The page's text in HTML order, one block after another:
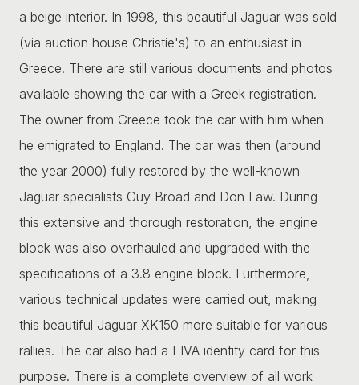
a beige interior. In 1998, this beautiful Jaguar was sold
(via auction house Christie's) to an enthusiast in
Greece. There are still various documents and photos
available showing the car with a Greek registration.
The owner from Greece took the car with him when
he emigrated to England. The car was then (around
the year 2000) fully restored by the well-known
Jaguar specialists Guy Broad and Don Law. During
this extensive and thorough restoration, the engine
block was also overhauled and upgraded with the
specifications of a 3.8 engine block. Furthermore,
various technical updates were carried out, making
this beautiful Jaguar XK150 more suitable for various
rallies. The car also had a FIVA identity card for this
purpose. There is a complete overview of all work